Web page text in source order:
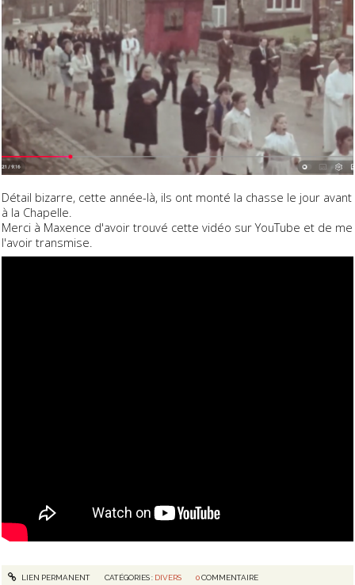
Détail bizarre, cette année-là, ils ont monté la chasse le jour avant
à la Chapelle.
Merci à Maxence d'avoir trouvé cette vidéo sur YouTube et de me
l'avoir transmise.
LIEN PERMANENT CATÉGORIES : DIVERS 0COMMENTAIRE